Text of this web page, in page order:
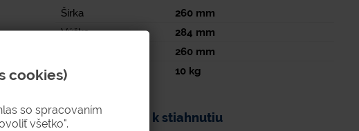
Šírka 260 mm
Výška
284 mm
260 mm
Hmotnosť
10 kg
Dokumenty k stiahnutiu
cookies)
so spracovaním
všetko".